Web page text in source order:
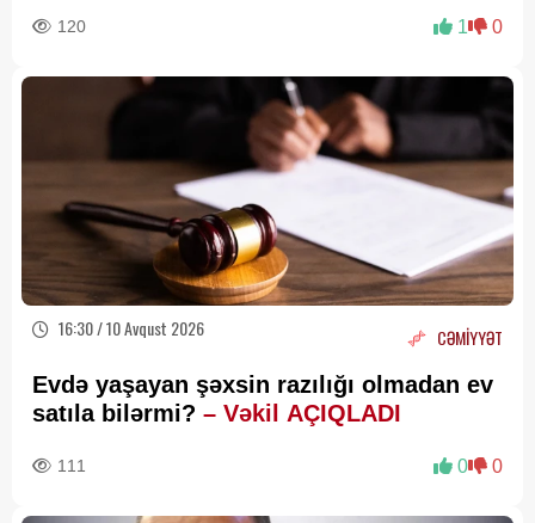
120 1 0
16:30 / 10 Avqust 2026 CƏMİYYƏT
Evdə yaşayan şəxsin razılığı olmadan ev
satıla bilərmi? – Vəkil AÇIQLADI
111 0 0